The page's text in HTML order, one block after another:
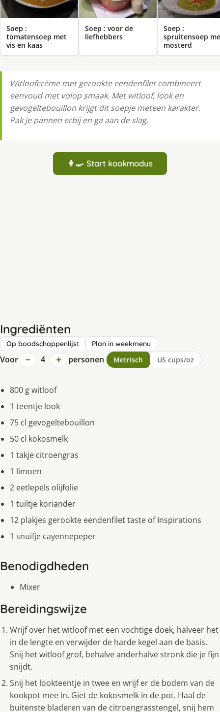
Soep :
tomatensoep met
vis en kaas
Soep : voor de
liefhebbers
Soep :
spruitensoep
mosterd
Witloofcrème met gerookte eendenfilet combineert
eenvoud met volop smaak. Met witloof, look en
gevogeltebouillon krijgt dit soepje meteen karakter.
Pak je pannen erbij en ga aan de slag.
👩‍🍳 Start kookmodus
Ingrediënten
Op boodschappenlijst Plan in weekmenu
Voor − 4 + personen Metrisch US cups/oz
800 g witloof
1 teentje look
75 cl gevogeltebouillon
50 cl kokosmelk
1 takje citroengras
1 limoen
2 eetlepels olijfolie
1 tuiltje koriander
12 plakjes gerookte eendenfilet taste of Inspirations
1 snuifje cayennepeper
Benodigdheden
Mixer
Bereidingswijze
Wrijf over het witloof met een vochtige doek, halveer het
in de lengte en verwijder de harde kegel aan de basis.
Snij het witloof grof, behalve anderhalve stronk die je fijn
snijdt.
Snij het lookteentje in twee en wrijf er de bodem van de
kookpot mee in. Giet de kokosmelk in de pot. Haal de
buitenste bladeren van de citroengrasstengel, snij hem